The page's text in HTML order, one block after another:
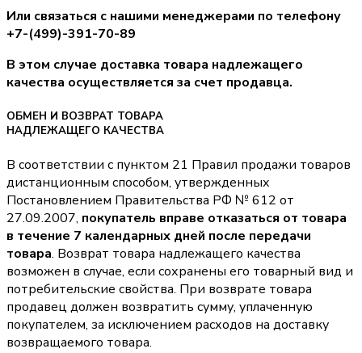
Или связаться с нашими менеджерами по телефону
+7-(499)-391-70-89
В этом случае доставка товара надлежащего
качества осуществляется за счет продавца.
ОБМЕН И ВОЗВРАТ ТОВАРА
НАДЛЕЖАЩЕГО КАЧЕСТВА
В соответствии с пунктом 21 Правил продажи товаров
дистанционным способом, утвержденных
Постановлением Правительства РФ № 612 от
27.09.2007, покупатель вправе отказаться от товара
в течение 7 календарных дней после передачи
товара. Возврат товара надлежащего качества
возможен в случае, если сохранены его товарный вид и
потребительские свойства. При возврате товара
продавец должен возвратить сумму, уплаченную
покупателем, за исключением расходов на доставку
возвращаемого товара.